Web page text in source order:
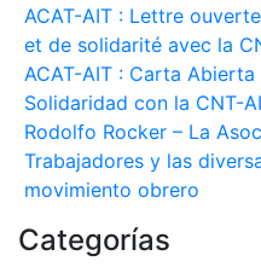
ACAT-AIT : Lettre
et de solidarité avec la
ACAT-AIT : Carta
Solidaridad con la CNT-
Rodolfo Rocker – La
Trabajadores y las
movimiento obrero
Categorías